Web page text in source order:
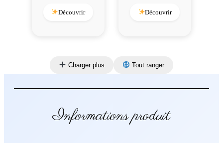
Découvrir Découvrir
Charger plus Tout ranger
Informations produit